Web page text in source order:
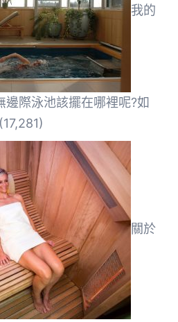
我的
際泳池該擺在哪裡呢?如
(17,281)
關於